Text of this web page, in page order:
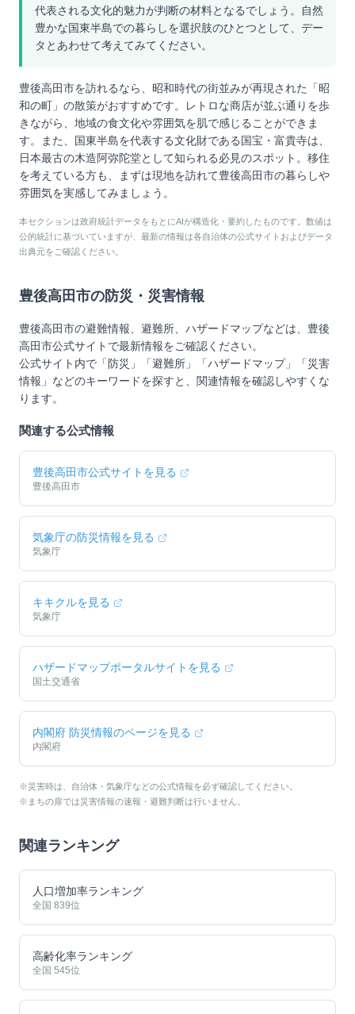
代表される文化的魅力が判断の材料となるでしょう。自然
豊かな国東半島での暮らしを選択肢のひとつとして、デー
タとあわせて考えてみてください。
豊後高田市を訪れるなら、昭和時代の街並みが再現された「昭
和の町」の散策がおすすめです。レトロな商店が並ぶ通りを歩
きながら、地域の食文化や雰囲気を肌で感じることができま
す。また、国東半島を代表する文化財である国宝・富貴寺は、
日本最古の木造阿弥陀堂として知られる必見のスポット。移住
を考えている方も、まずは現地を訪れて豊後高田市の暮らしや
雰囲気を実感してみましょう。
本セクションは政府統計データをもとにAIが構造化・要約したものです。数値は
公的統計に基づいていますが、最新の情報は各自治体の公式サイトおよびデータ
出典元をご確認ください。
豊後高田市の防災・災害情報
豊後高田市の避難情報、避難所、ハザードマップなどは、 豊後
高田市公式サイトで最新情報をご確認ください。
公式サイト内で「防災」「避難所」「ハザードマップ」「災害
情報」などのキーワードを探すと、関連情報を確認しやすくな
ります。
関連する公式情報
豊後高田市公式サイトを見る
豊後高田市
気象庁の防災情報を見る
気象庁
キキクルを見る
気象庁
ハザードマップポータルサイトを見る
国土交通省
内閣府 防災情報のページを見る
内閣府
※災害時は、自治体・気象庁などの公式情報を必ず確認してください。
※まちの扉では災害情報の速報・避難判断は行いません。
関連ランキング
人口増加率ランキング
全国 839位
高齢化率ランキング
全国 545位